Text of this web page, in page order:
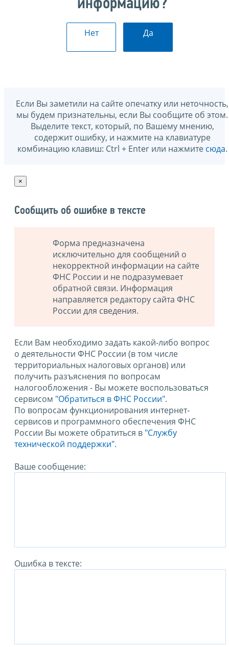
информацию?
Нет Да
Если Вы заметили на сайте опечатку или неточность,
мы будем признательны, если Вы сообщите об этом.
Выделите текст, который, по Вашему мнению,
содержит ошибку, и нажмите на клавиатуре
комбинацию клавиш: Ctrl + Enter или нажмите сюда.
×
Сообщить об ошибке в тексте
Форма предназначена
исключительно для сообщений о
некорректной информации на сайте
ФНС России и не подразумевает
обратной связи. Информация
направляется редактору сайта ФНС
России для сведения.
Если Вам необходимо задать какой-либо вопрос
о деятельности ФНС России (в том числе
территориальных налоговых органов) или
получить разъяснения по вопросам
налогообложения - Вы можете воспользоваться
сервисом "Обратиться в ФНС России".
По вопросам функционирования интернет-
сервисов и программного обеспечения ФНС
России Вы можете обратиться в "Службу
технической поддержки".
Ваше сообщение:
Ошибка в тексте: